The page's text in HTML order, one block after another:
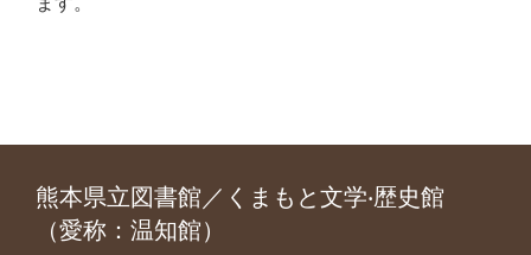
熊本県立図書館／くまもと文学‧歴史館
（愛称：温知館）